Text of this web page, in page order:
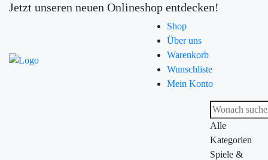
Jetzt unseren neuen Onlineshop entdecken!
Shop
Über uns
Warenkorb
Wunschliste
Mein Konto
Alle
Kategorien
Spiele &